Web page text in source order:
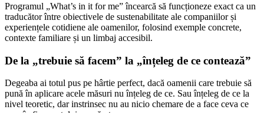
Programul „What’s in it for me” încearcă să funcționeze exact ca un
traducător între obiectivele de sustenabilitate ale companiilor și
experiențele cotidiene ale oamenilor, folosind exemple concrete,
contexte familiare și un limbaj accesibil.
De la „trebuie să facem” la „înțeleg de ce contează”
Degeaba ai totul pus pe hârtie perfect, dacă oamenii care trebuie să
pună în aplicare acele măsuri nu înțeleg de ce. Sau înțeleg de ce la
nivel teoretic, dar instrinsec nu au nicio chemare de a face ceva ce